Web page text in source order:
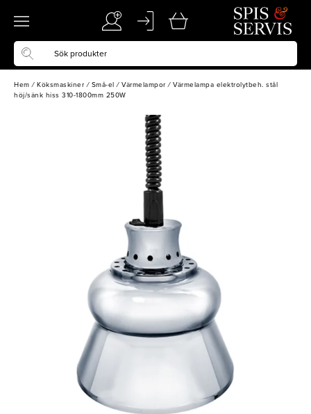
Hem / Köksmaskiner / Små-el / Värmelampor / Värmelampa elektrolytbeh. stål
höj/sänk hiss 310-1800mm 250W